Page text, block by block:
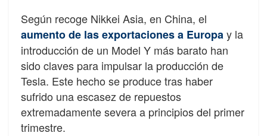
Según recoge Nikkei Asia, en China, el
aumento de las exportaciones a Europay la
introducción de un Model Y más barato han
sido claves para impulsar la producción de
Tesla. Este hecho se produce tras haber
sufrido una escasez de repuestos
extremadamente severa a principios del primer
trimestre.